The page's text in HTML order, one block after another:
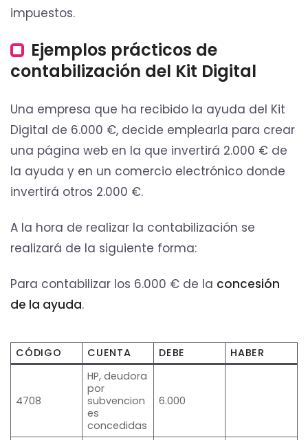
impuestos.
Ejemplos prácticos de
contabilización del Kit Digital
Una empresa que ha recibido la ayuda del Kit
Digital de 6.000 €, decide emplearla para crear
una página web en la que invertirá 2.000 € de
la ayuda y en un comercio electrónico donde
invertirá otros 2.000 €.
A la hora de realizar la contabilización se
realizará de la siguiente forma:
Para contabilizar los 6.000 € de la concesión
de la ayuda.
CÓDIGO CUENTA DEBE HABER
4708
HP, deudora
por
subvencion
es
concedidas
6.000